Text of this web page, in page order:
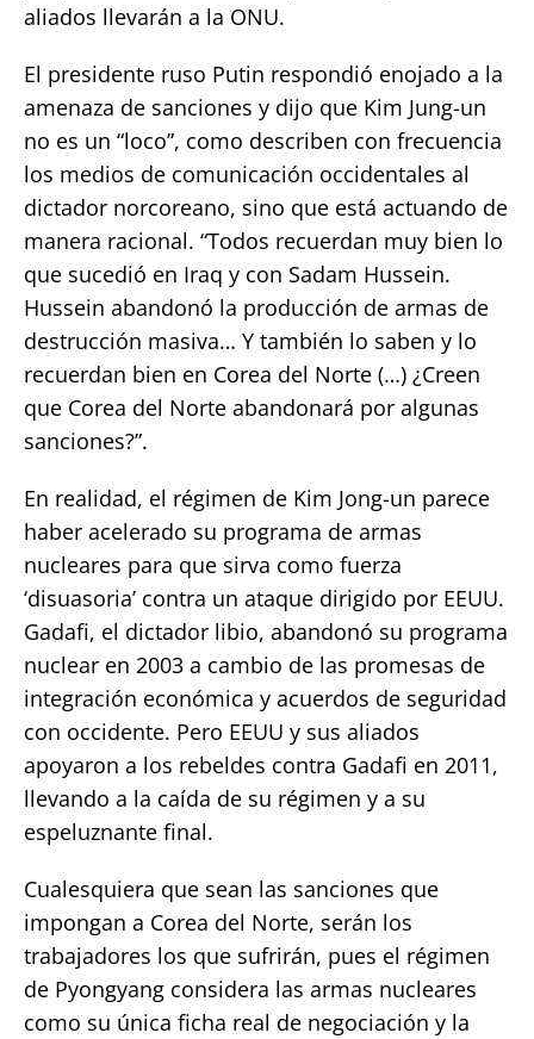
aliados llevarán a la ONU.
El presidente ruso Putin respondió enojado a la
amenaza de sanciones y dijo que Kim Jung-un
no es un “loco”, como describen con frecuencia
los medios de comunicación occidentales al
dictador norcoreano, sino que está actuando de
manera racional. “Todos recuerdan muy bien lo
que sucedió en Iraq y con Sadam Hussein.
Hussein abandonó la producción de armas de
destrucción masiva… Y también lo saben y lo
recuerdan bien en Corea del Norte (…) ¿Creen
que Corea del Norte abandonará por algunas
sanciones?”.
En realidad, el régimen de Kim Jong-un parece
haber acelerado su programa de armas
nucleares para que sirva como fuerza
‘disuasoria’ contra un ataque dirigido por EEUU.
Gadafi, el dictador libio, abandonó su programa
nuclear en 2003 a cambio de las promesas de
integración económica y acuerdos de seguridad
con occidente. Pero EEUU y sus aliados
apoyaron a los rebeldes contra Gadafi en 2011,
llevando a la caída de su régimen y a su
espeluznante final.
Cualesquiera que sean las sanciones que
impongan a Corea del Norte, serán los
trabajadores los que sufrirán, pues el régimen
de Pyongyang considera las armas nucleares
como su única ficha real de negociación y la